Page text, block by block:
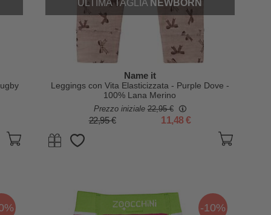
ULTIMA TAGLIA NEWBORN
Name it
Leggings con Vita Elasticizzata - Purple Dove -
100% Lana Merino
Prezzo iniziale22,95 €
22,95 € 11,48 €
-10%